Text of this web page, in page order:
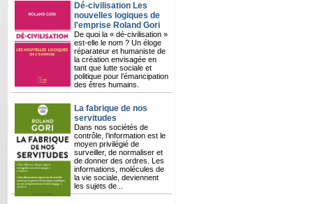
Dé-civilisation Les
nouvelles logiques de
l'emprise Roland Gori
De quoi la « dé-civilisation »
est-elle le nom ? Un éloge
réparateur et humaniste de
la création envisagée en
tant que lutte sociale et
politique pour l’émancipation
des êtres humains.
La fabrique de nos
servitudes
Dans nos sociétés de
contrôle, l’information est le
moyen privilégié de
surveiller, de normaliser et
de donner des ordres. Les
informations, molécules de
la vie sociale, deviennent
les sujets de...